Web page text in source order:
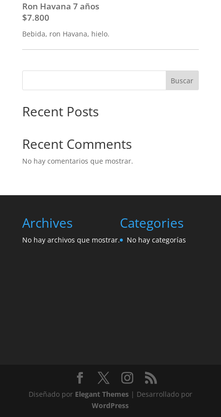
Ron Havana 7 años
$7.800
Bebida, ron Havana, hielo.
Buscar
Recent Posts
Recent Comments
No hay comentarios que mostrar.
Archives
No hay archivos que mostrar.
Categories
No hay categorías
Diseñado por Elegant Themes| Desarrollado por
WordPress